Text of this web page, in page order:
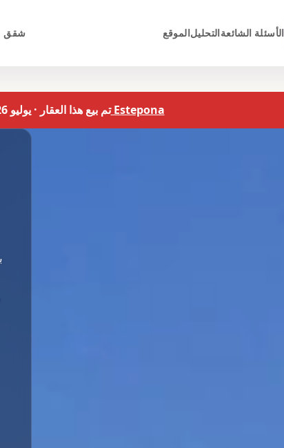
شقق الموقعالتحليلالأسئلة الشائعة
تم بيع هذا العقار · يوليو 2026عرض عقارات مشابهة في Estepona